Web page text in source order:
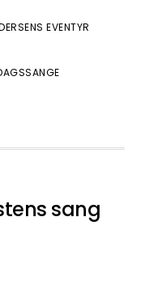
EVENTYR
sang